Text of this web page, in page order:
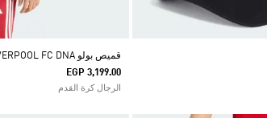
قميص بولو LIVERPOOL FC DNA
EGP 3,199.00
الرجال كرة القدم